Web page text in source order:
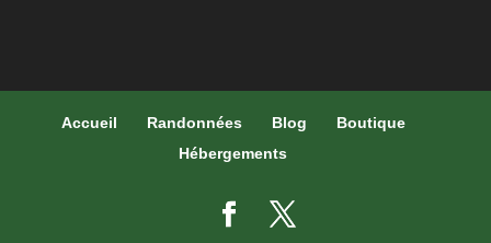
Accueil Randonnées Blog
Boutique
Hébergements